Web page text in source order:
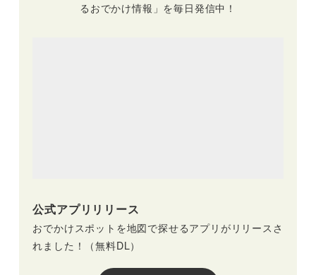
るおでかけ情報」を毎日発信中！
公式アプリリリース
おでかけスポットを地図で探せるアプリがリリースさ
れました！（無料DL）